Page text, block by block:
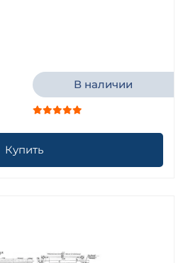
В наличии
Купить